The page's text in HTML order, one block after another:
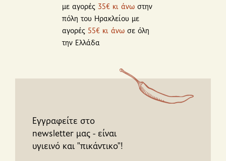
με αγορές 35€ κι άνω στην
πόλη του Ηρακλείου με
αγορές 55€ κι άνω σε όλη
την Ελλάδα
Εγγραφείτε στο
newsletter μας - είναι
υγιεινό και "πικάντικο"!